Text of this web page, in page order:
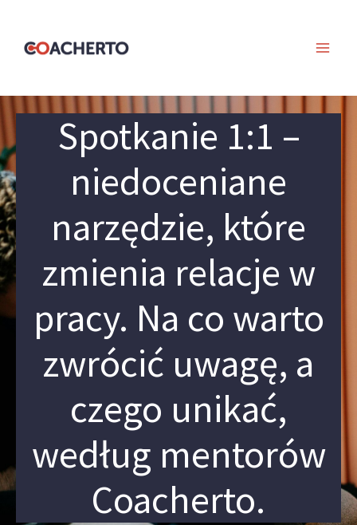
content
Spotkanie 1:1 –
niedoceniane
narzędzie, które
zmienia relacje w
pracy. Na co warto
zwrócić uwagę, a
czego unikać,
według mentorów
Coacherto.